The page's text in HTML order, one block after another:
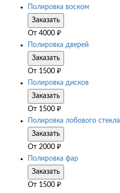
Полировка воском
Заказать
От 4000 ₽
Полировка дверей
Заказать
От 1500 ₽
Полировка дисков
Заказать
От 1500 ₽
Полировка лобового стекла
Заказать
От 2000 ₽
Полировка фар
Заказать
От 1500 ₽